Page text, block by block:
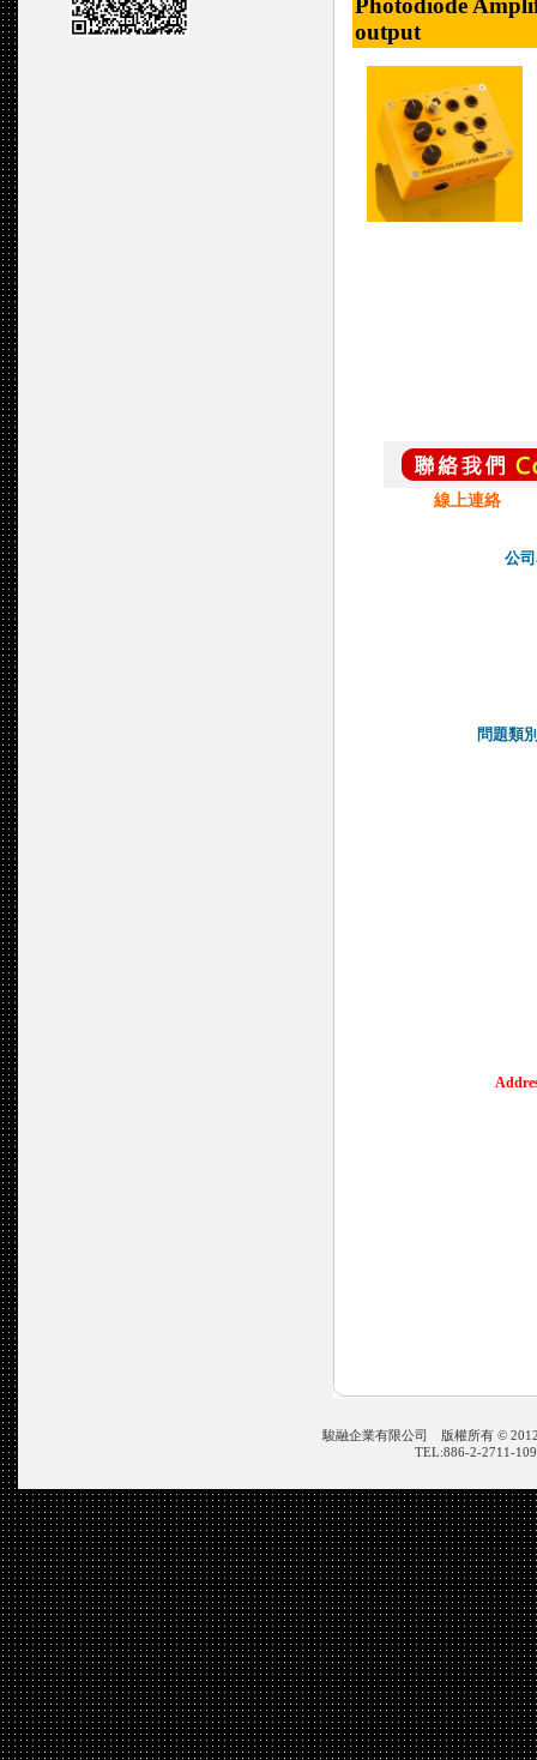
Photodiode
output
線上連絡
公
問題類
駿融企業有限公司 版權所有 © 2012
TEL:886-2-2711-